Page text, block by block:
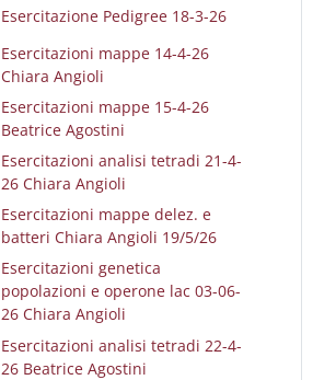
Esercitazione Pedigree 18-3-26
Esercitazioni mappe 14-4-26
Chiara Angioli
Esercitazioni mappe 15-4-26
Beatrice Agostini
Esercitazioni analisi tetradi 21-4-
26 Chiara Angioli
Esercitazioni mappe delez. e
batteri Chiara Angioli 19/5/26
Esercitazioni genetica
popolazioni e operone lac 03-06-
26 Chiara Angioli
Esercitazioni analisi tetradi 22-4-
26 Beatrice Agostini